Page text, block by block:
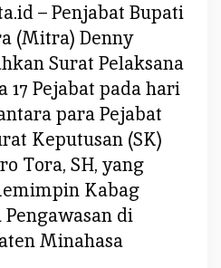
l
k
a
n
A
a
n
a
h
– Penjabat Bupati
(Mitra) Denny
Surat Pelaksana
17 Pejabat pada hari
para Pejabat
Keputusan (SK)
Tora, SH, yang
Kabag
di
Minahasa